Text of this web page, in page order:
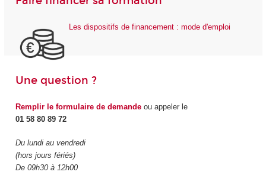
Les dispositifs de financement : mode d'emploi
Une question ?
Remplir le formulaire de demandeou appeler le
01 58 80 89 72
Du lundi au vendredi
(hors jours fériés)
De 09h30 à 12h00